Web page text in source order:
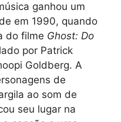
ganhou um
em 1990, quando
do filme Ghost: Do
por Patrick
Goldberg. A
de
ao som de
seu lugar na